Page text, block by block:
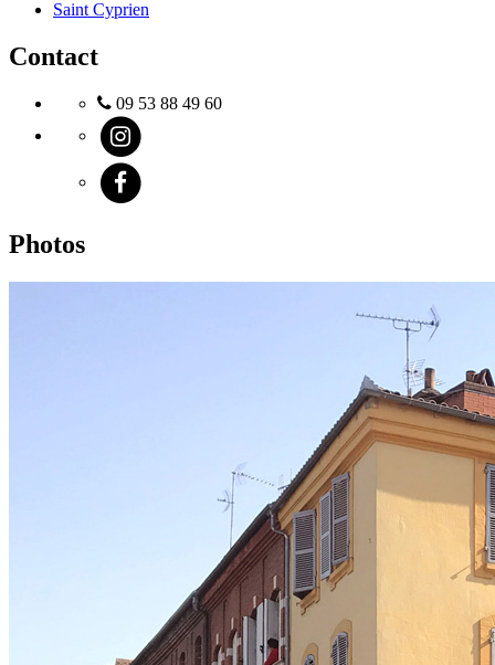
Saint Cyprien
Contact
09 53 88 49 60
Photos